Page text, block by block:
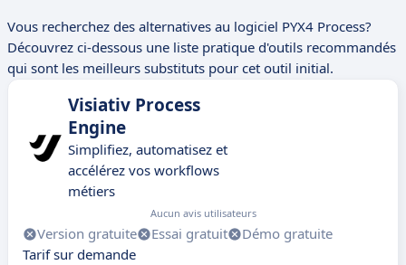
Vous recherchez des alternatives au logiciel PYX4 Process?
Découvrez ci-dessous une liste pratique d'outils recommandés
qui sont les meilleurs substituts pour cet outil initial.
Visiativ Process
Engine
Simplifiez, automatisez et
accélérez vos workflows
métiers
Aucun avis utilisateurs
Version gratuite Essai gratuit
Démo gratuite
Tarif sur demande